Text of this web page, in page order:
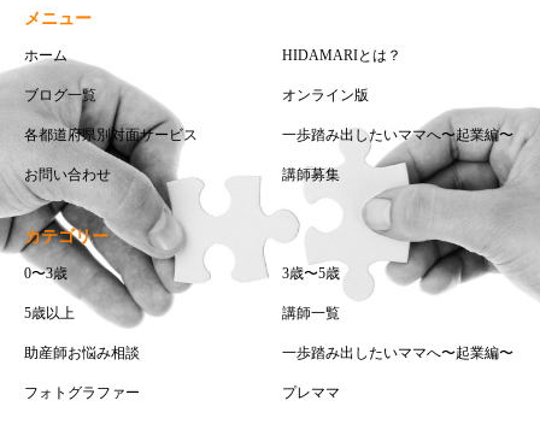
メニュー
ホーム HIDAMARIとは？
ブログ一覧 オンライン版
各都道府県別対面サービス 一歩踏み出したいママへ〜起業編〜
お問い合わせ 講師募集
カテゴリー
0〜3歳 3歳〜5歳
5歳以上 講師一覧
助産師お悩み相談 一歩踏み出したいママへ〜起業編〜
フォトグラファー プレママ